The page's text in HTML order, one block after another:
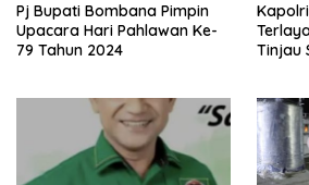
Pj Bupati Bombana Pimpin
Upacara Hari Pahlawan Ke-
79 Tahun 2024
Tinjau